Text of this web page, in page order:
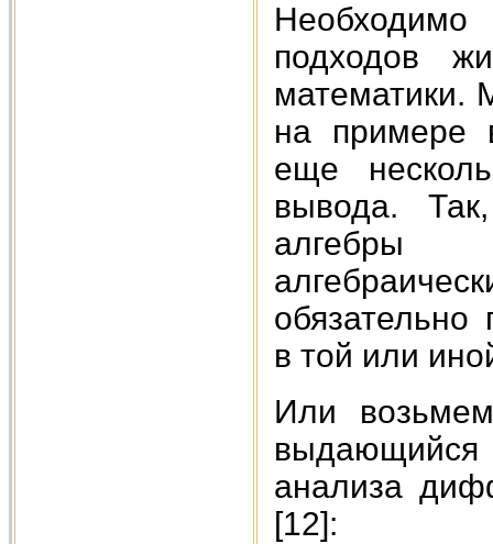
подходов
математики.
на примере
еще
вывода.
алгебры
обязательно
в той или
Или
выдающийся
анализа
[12]: